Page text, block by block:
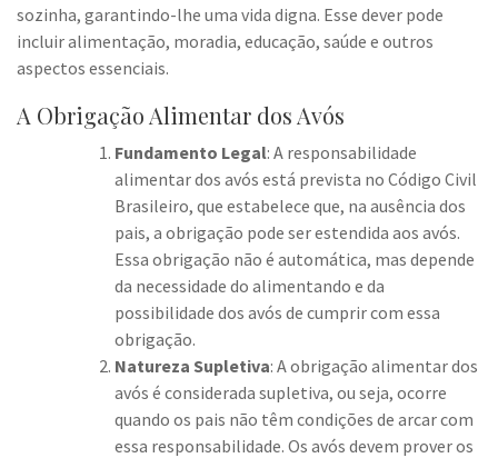
sozinha, garantindo-lhe uma vida digna. Esse dever pode
incluir alimentação, moradia, educação, saúde e outros
aspectos essenciais.
A Obrigação Alimentar dos Avós
Fundamento Legal: A responsabilidade
alimentar dos avós está prevista no Código Civil
Brasileiro, que estabelece que, na ausência dos
pais, a obrigação pode ser estendida aos avós.
Essa obrigação não é automática, mas depende
da necessidade do alimentando e da
possibilidade dos avós de cumprir com essa
obrigação.
Natureza Supletiva: A obrigação alimentar dos
avós é considerada supletiva, ou seja, ocorre
quando os pais não têm condições de arcar com
essa responsabilidade. Os avós devem prover os